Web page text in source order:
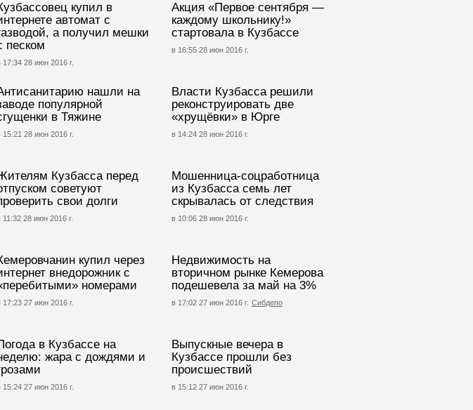
купил в
автомат с
а получил мешки
песком
17:34 28 июн 2016 г.
Акция «Первое сентября —
каждому школьнику!»
стартовала в Кузбассе
в 16:55 28 июн 2016 г.
нашли на
популярной
в Тяжине
15:21 28 июн 2016 г.
Власти Кузбасса решили
реконструировать две
«хрущёвки» в Юрге
в 14:24 28 июн 2016 г.
Кузбасса перед
советуют
свои долги
11:32 28 июн 2016 г.
Мошенница-соцработница
из Кузбасса семь лет
скрывалась от следствия
в 10:06 28 июн 2016 г.
купил через
внедорожник с
номерами
17:23 27 июн 2016 г.
Недвижимость на
вторичном рынке Кемерова
подешевела за май на 3%
в 17:02 27 июн 2016 г. Сибдепо
в Кузбассе на
жара с дождями и
15:24 27 июн 2016 г.
Выпускные вечера в
Кузбассе прошли без
происшествий
в 15:12 27 июн 2016 г.